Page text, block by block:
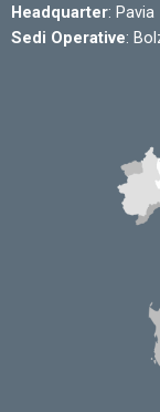
Headquarter: Pavia
Sedi Operative: